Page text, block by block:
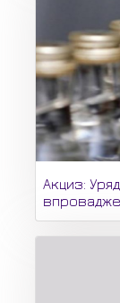
Акциз: